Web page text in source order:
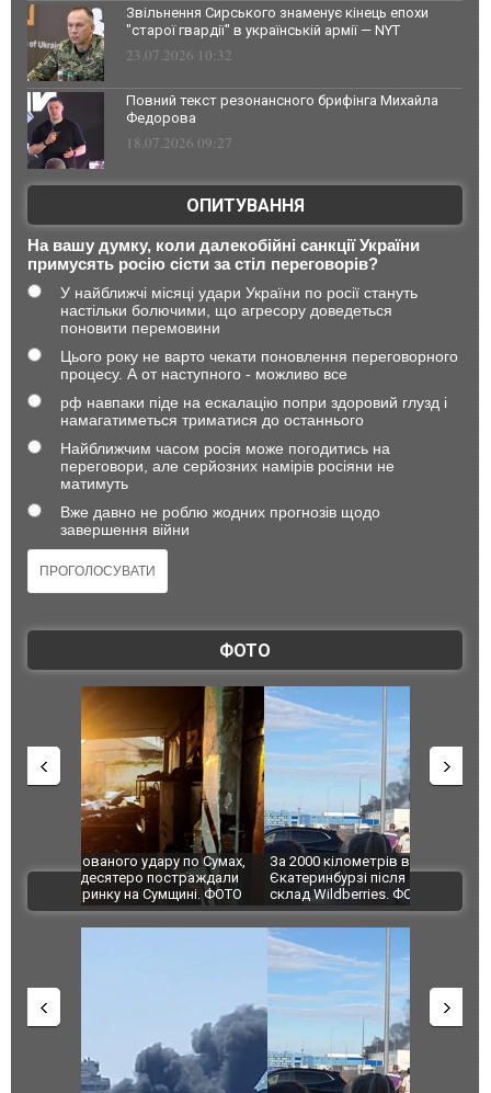
Звільнення Сирського знаменує кінець епохи
"старої гвардії" в українській армії — NYT
23.07.2026 10:32
Повний текст резонансного брифінга Михайла
Федорова
18.07.2026 09:27
ОПИТУВАННЯ
На вашу думку, коли далекобійні санкції України
примусять росію сісти за стіл переговорів?
У найближчі місяці удари України по росії стануть
настільки болючими, що агресору доведеться
поновити перемовини
Цього року не варто чекати поновлення переговорного
процесу. А от наступного - можливо все
рф навпаки піде на ескалацію попри здоровий глузд і
намагатиметься триматися до останнього
Найближчим часом росія може погодитись на
переговори, але серйозних намірів росіяни не
матимуть
Вже давно не роблю жодних прогнозів щодо
завершення війни
ФОТО
За 2000 кілометрів від кордону з Україною: в
Єкатеринбурзі після атаки дронів загорівся
склад Wildberries. ФОТО. ВІДЕО
"Мої
ВІДЕО